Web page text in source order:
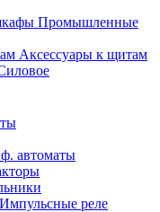
Промышленные
Аксессуары к щитам
автоматы
Импульсные реле